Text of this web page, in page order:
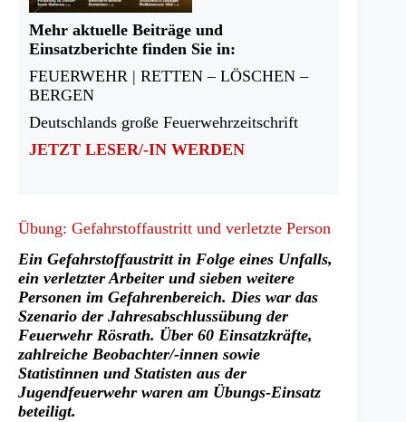
Mehr aktuelle Beiträge und
Einsatzberichte finden Sie in:
FEUERWEHR | RETTEN – LÖSCHEN –
BERGEN
Deutschlands große Feuerwehrzeitschrift
JETZT LESER/-IN WERDEN
Übung: Gefahrstoffaustritt und verletzte Person
Ein Gefahrstoffaustritt in Folge eines Unfalls,
ein verletzter Arbeiter und sieben weitere
Personen im Gefahrenbereich. Dies war das
Szenario der Jahresabschlussübung der
Feuerwehr Rösrath. Über 60 Einsatzkräfte,
zahlreiche Beobachter/-innen sowie
Statistinnen und Statisten aus der
Jugendfeuerwehr waren am Übungs-Einsatz
beteiligt.